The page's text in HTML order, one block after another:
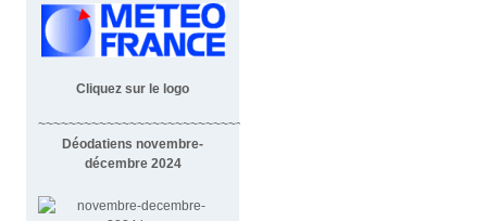
Cliquez sur le logo
~~~~~~~~~~~~~~~~~~~~~~~~~~~~~~~~~~~~
Déodatiens novembre-
décembre 2024